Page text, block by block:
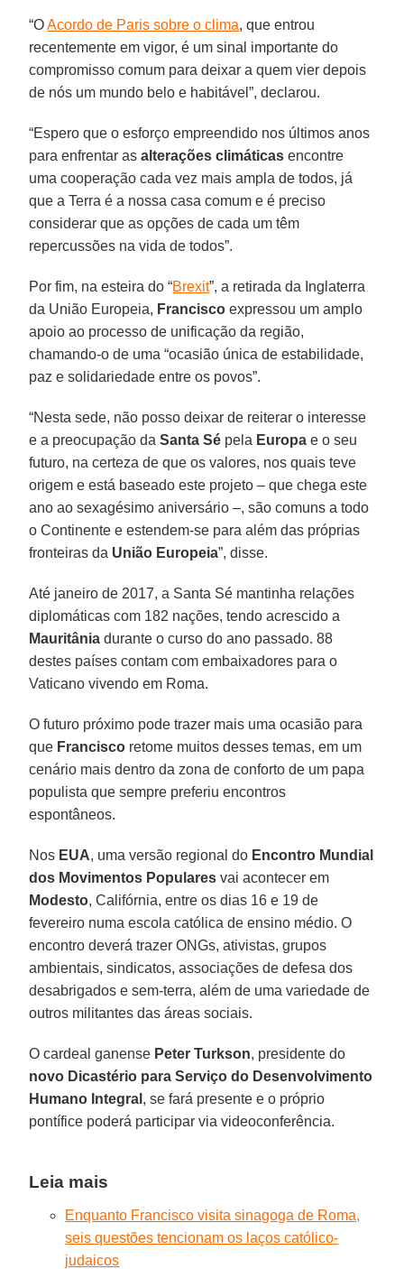
“OAcordo de Paris sobre o clima, que entrou
recentemente em vigor, é um sinal importante do
compromisso comum para deixar a quem vier depois
de nós um mundo belo e habitável”, declarou.
“Espero que o esforço empreendido nos últimos anos
para enfrentar asalterações climáticas encontre
uma cooperação cada vez mais ampla de todos, já
que a Terra é a nossa casa comum e é preciso
considerar que as opções de cada um têm
repercussões na vida de todos”.
Por fim, na esteira do “Brexit”, a retirada da Inglaterra
da União Europeia, Francisco expressou um amplo
apoio ao processo de unificação da região,
chamando-o de uma “ocasião única de estabilidade,
paz e solidariedade entre os povos”.
“Nesta sede, não posso deixar de reiterar o interesse
e a preocupação da Santa Sé pela Europa e o seu
futuro, na certeza de que os valores, nos quais teve
origem e está baseado este projeto – que chega este
ano ao sexagésimo aniversário –, são comuns a todo
o Continente e estendem-se para além das próprias
fronteiras da União Europeia”, disse.
Até janeiro de 2017, a Santa Sé mantinha relações
diplomáticas com 182 nações, tendo acrescido a
Mauritânia durante o curso do ano passado. 88
destes países contam com embaixadores para o
Vaticano vivendo em Roma.
O futuro próximo pode trazer mais uma ocasião para
que Francisco retome muitos desses temas, em um
cenário mais dentro da zona de conforto de um papa
populista que sempre preferiu encontros
espontâneos.
Nos EUA, uma versão regional do Encontro Mundial
dos Movimentos Populares vai acontecer em
Modesto, Califórnia, entre os dias 16 e 19 de
fevereiro numa escola católica de ensino médio. O
encontro deverá trazer ONGs, ativistas, grupos
ambientais, sindicatos, associações de defesa dos
desabrigados e sem-terra, além de uma variedade de
outros militantes das áreas sociais.
O cardeal ganense Peter Turkson, presidente do
novo Dicastério para Serviço do Desenvolvimento
Humano Integral , se fará presente e o próprio
pontífice poderá participar via videoconferência.
Leia mais
Enquanto Francisco visita sinagoga de Roma,
seis questões tencionam os laços católico-
judaicos